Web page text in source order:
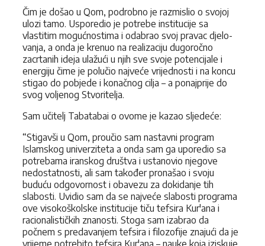
Čim je došao u Qom, podrobno je razmislio o svojoj
ulozi tamo. Usporedio je potrebe institucije sa
vlastitim mogućnostima i odabrao svoj pravac djelo­
vanja, a onda je krenuo na realizaciju dugoročno
zacrtanih ideja ulažući u njih sve svoje potencijale i
energiju čime je polučio najveće vrijednosti i na koncu
stigao do pobjede i konačnog cilja – a ponajprije do
svog voljenog Stvoritelja.
Sam učitelj Tabatabai o ovome je kazao sljedeće:
“Stigavši u Qom, proučio sam nastavni program
Islamskog univerziteta a onda sam ga uporedio sa
potrebama iranskog društva i ustanovio njegove
nedostatnosti, ali sam također pronašao i svoju
buduću odgovornost i obavezu za dokidanje tih
slabosti. Uvidio sam da se najveće slabosti pro­grama
ove visokoškolske institucije tiču tefsira Kur'ana i
racionalističkih znanosti. Stoga sam izabrao da
počnem s predavanjem tefsira i filozofije znajući da je